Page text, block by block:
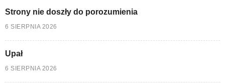
Strony nie doszły do porozumienia
6 SIERPNIA 2026
Upał
6 SIERPNIA 2026